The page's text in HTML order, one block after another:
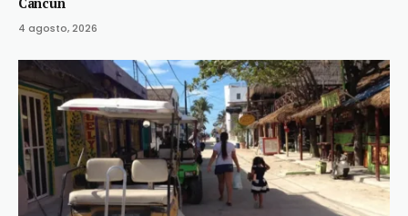
4 agosto, 2026